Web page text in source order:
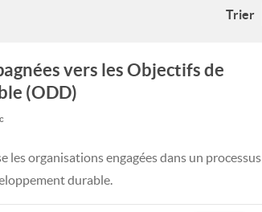
Trier
vers les Objectifs de
(ODD)
les organisations engagées dans un processus
durable.